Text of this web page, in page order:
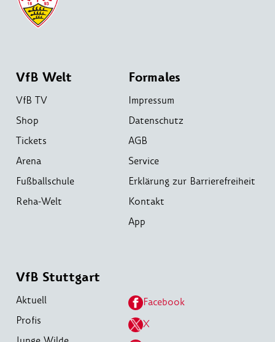
VfB Welt
VfB TV
Shop
Tickets
Arena
Fußballschule
Reha-Welt
Formales
Impressum
Datenschutz
AGB
Service
Erklärung zur Barrierefreiheit
Kontakt
App
VfB Stuttgart
Aktuell
Profis
Facebook
X